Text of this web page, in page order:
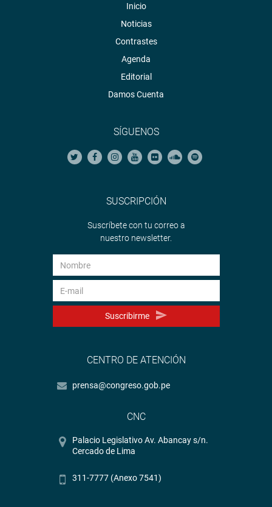
Inicio
Noticias
Contrastes
Agenda
Editorial
Damos Cuenta
SÍGUENOS
SUSCRIPCIÓN
Suscríbete con tu correo a
nuestro newsletter.
Suscribirme
CENTRO DE ATENCIÓN
prensa@congreso.gob.pe
CNC
Palacio Legislativo Av. Abancay s/n.
Cercado de Lima
311-7777 (Anexo 7541)